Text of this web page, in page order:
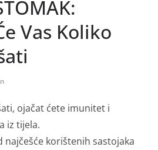
Vas Koliko
ojačat ćete imunitet i
iz tijela.
najčešće korištenih sastojaka